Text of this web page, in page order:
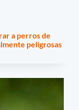
a perros de
peligrosas